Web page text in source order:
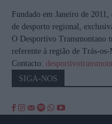
Fundado em Janeiro de
de desporto regional,
O Desportivo Transmontano
referente à região de Trás-
Contacto:
SIGA-NOS